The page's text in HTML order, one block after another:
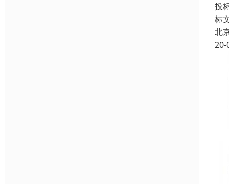
投
标
北
20-